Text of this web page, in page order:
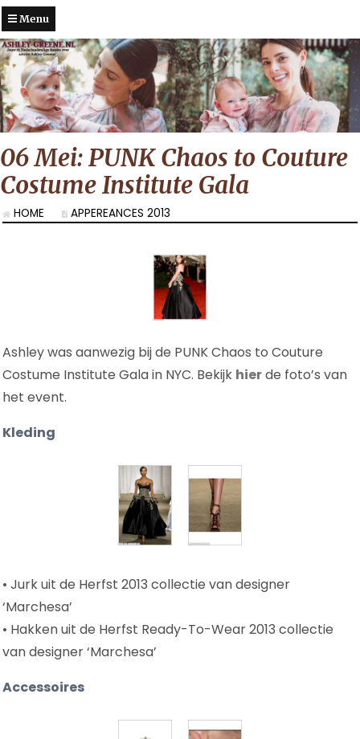
Menu
06 Mei: PUNK Chaos to Couture
Costume Institute Gala
HOME APPEREANCES 2013
Ashley was aanwezig bij de PUNK Chaos to Couture
Costume Institute Gala in NYC. Bekijk hierde foto’s van
het event.
Kleding
• Jurk uit de Herfst 2013 collectie van designer
‘Marchesa’
• Hakken uit de Herfst Ready-To-Wear 2013 collectie
van designer ‘Marchesa’
Accessoires